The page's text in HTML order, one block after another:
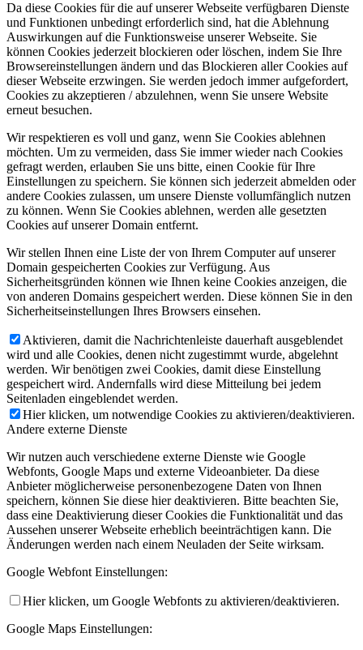
Da diese Cookies für die auf unserer Webseite verfügbaren Dienste
und Funktionen unbedingt erforderlich sind, hat die Ablehnung
Auswirkungen auf die Funktionsweise unserer Webseite. Sie
können Cookies jederzeit blockieren oder löschen, indem Sie Ihre
Browsereinstellungen ändern und das Blockieren aller Cookies auf
dieser Webseite erzwingen. Sie werden jedoch immer aufgefordert,
Cookies zu akzeptieren / abzulehnen, wenn Sie unsere Website
erneut besuchen.
Wir respektieren es voll und ganz, wenn Sie Cookies ablehnen
möchten. Um zu vermeiden, dass Sie immer wieder nach Cookies
gefragt werden, erlauben Sie uns bitte, einen Cookie für Ihre
Einstellungen zu speichern. Sie können sich jederzeit abmelden oder
andere Cookies zulassen, um unsere Dienste vollumfänglich nutzen
zu können. Wenn Sie Cookies ablehnen, werden alle gesetzten
Cookies auf unserer Domain entfernt.
Wir stellen Ihnen eine Liste der von Ihrem Computer auf unserer
Domain gespeicherten Cookies zur Verfügung. Aus
Sicherheitsgründen können wie Ihnen keine Cookies anzeigen, die
von anderen Domains gespeichert werden. Diese können Sie in den
Sicherheitseinstellungen Ihres Browsers einsehen.
Aktivieren, damit die Nachrichtenleiste dauerhaft ausgeblendet
wird und alle Cookies, denen nicht zugestimmt wurde, abgelehnt
werden. Wir benötigen zwei Cookies, damit diese Einstellung
gespeichert wird. Andernfalls wird diese Mitteilung bei jedem
Seitenladen eingeblendet werden.
Hier klicken, um notwendige Cookies zu aktivieren/deaktivieren.
Andere externe Dienste
Wir nutzen auch verschiedene externe Dienste wie Google
Webfonts, Google Maps und externe Videoanbieter. Da diese
Anbieter möglicherweise personenbezogene Daten von Ihnen
speichern, können Sie diese hier deaktivieren. Bitte beachten Sie,
dass eine Deaktivierung dieser Cookies die Funktionalität und das
Aussehen unserer Webseite erheblich beeinträchtigen kann. Die
Änderungen werden nach einem Neuladen der Seite wirksam.
Google Webfont Einstellungen:
Hier klicken, um Google Webfonts zu aktivieren/deaktivieren.
Google Maps Einstellungen: